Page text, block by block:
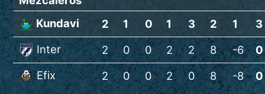
Kundavi 2 1 0 1 3 2 1
3
Inter
2 0 0 2 2 8 -6
0
Efix
2 0 0 2 0 8 -8 0